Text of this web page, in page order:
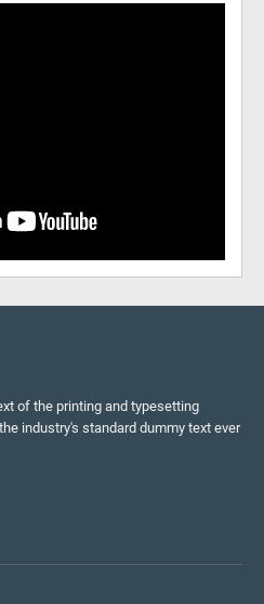
of the printing and typesetting
industry's standard dummy text ever